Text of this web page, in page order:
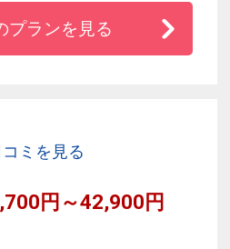
ったり寛げる３８平米の
、自慢のロイヤルベッド
ッフェ・中華と充実の内
プランを見る
コミを見る
円～42,900円